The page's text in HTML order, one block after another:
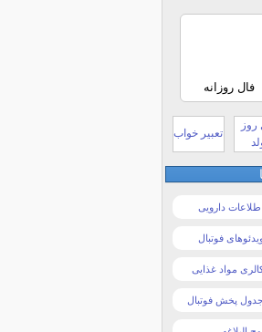
فال روزانه
روز
تعبیر خواب
اطلاعات دارویی
فوتبال
مواد غذایی
جدول پخش فوتبال